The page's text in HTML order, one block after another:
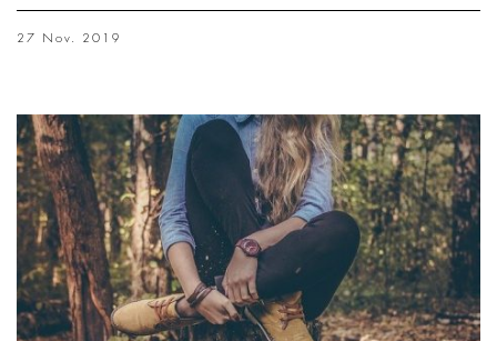
27 Nov. 2019